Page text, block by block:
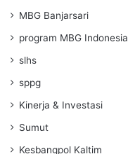
MBG Banjarsari
program MBG Indonesia
slhs
sppg
Kinerja & Investasi
Sumut
Kesbangpol Kaltim